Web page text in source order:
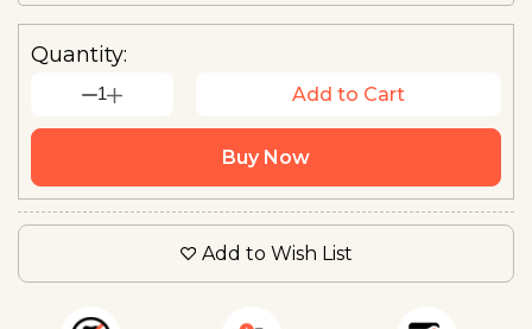
Quantity:
1 Add to Cart
Buy Now
Add to Wish List